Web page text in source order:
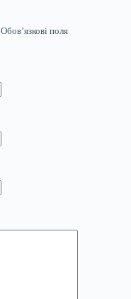
Обов’язкові поля